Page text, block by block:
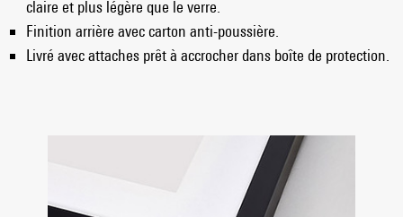
claire et plus légère que le verre.
Finition arrière avec carton anti-poussière.
Livré avec attaches prêt à accrocher dans boîte de protection.